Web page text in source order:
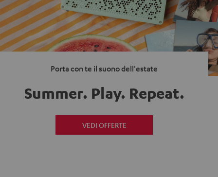
Porta con te il suono dell'estate
Summer. Play. Repeat.
VEDI OFFERTE